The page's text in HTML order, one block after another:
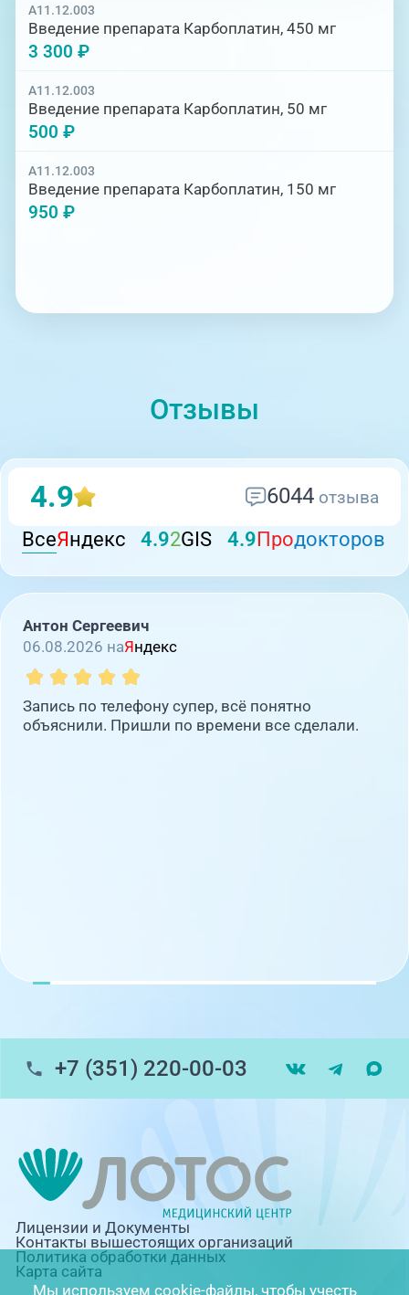
A11.12.003
Введение препарата Карбоплатин, 450 мг
3 300 ₽
A11.12.003
Введение препарата Карбоплатин, 50 мг
500 ₽
A11.12.003
Введение препарата Карбоплатин, 150 мг
950 ₽
Отзывы
4.9 6044отзыва
ВсеЯндекс 4.92GIS 4.9Продокторов
Антон Сергеевич
06.08.2026 наЯндекс
Запись по телефону супер, всё понятно
объяснили. Пришли по времени все сделали.
+7 (351) 220-00-03
Лицензии и Документы
Контакты вышестоящих организаций
Политика обработки данных
Карта сайта
Мы используем cookie-файлы, чтобы учесть